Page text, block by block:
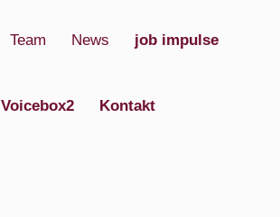
Team News job impulse
Voicebox2 Kontakt